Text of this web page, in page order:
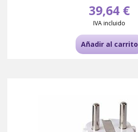
39,64 €
IVA incluido
Añadir al carrito